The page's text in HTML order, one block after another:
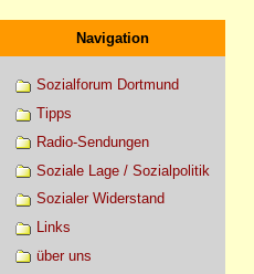
Navigation
Sozialforum Dortmund
Tipps
Radio-Sendungen
Soziale Lage / Sozialpolitik
Sozialer Widerstand
Links
über uns